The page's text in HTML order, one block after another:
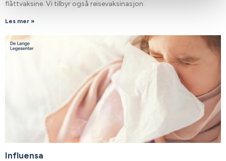
flåttvaksine. Vi tilbyr også reisevaksinasjon.
Les mer »
Influensa